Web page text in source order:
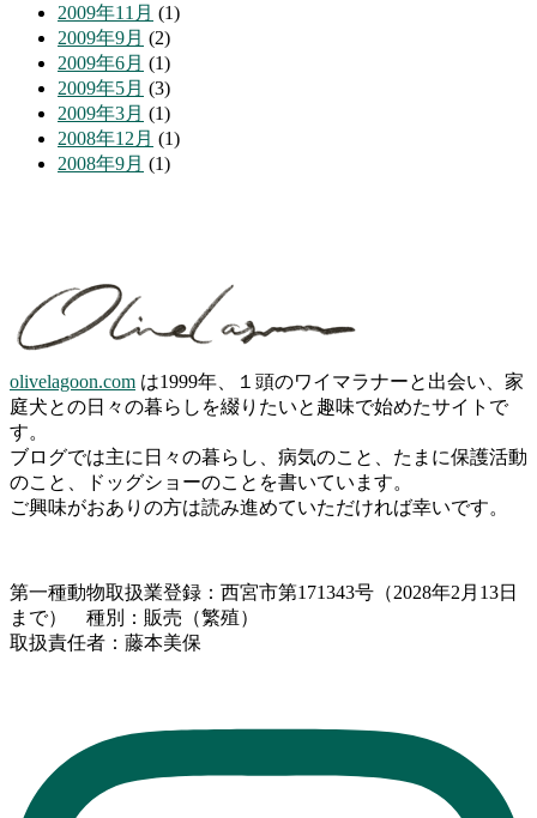
2009年11月 (1)
2009年9月 (2)
2009年6月 (1)
2009年5月 (3)
2009年3月 (1)
2008年12月 (1)
2008年9月 (1)
olivelagoon.com は1999年、１頭のワイマラナーと出会い、家
庭犬との日々の暮らしを綴りたいと趣味で始めたサイトで
す。
ブログでは主に日々の暮らし、病気のこと、たまに保護活動
のこと、ドッグショーのことを書いています。
ご興味がおありの方は読み進めていただければ幸いです。
第一種動物取扱業登録：西宮市第171343号（2028年2月13日
まで） 種別：販売（繁殖）
取扱責任者：藤本美保